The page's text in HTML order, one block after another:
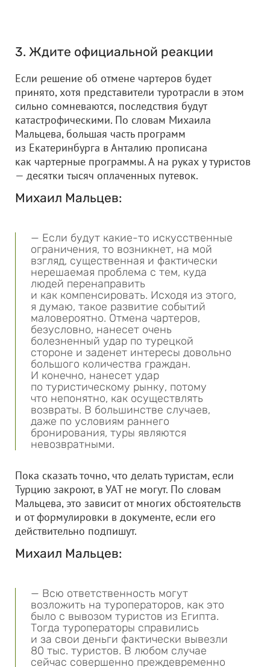
3. Ждите официальной реакции
Если решение об отмене чартеров будет
принято, хотя представители туротрасли в этом
сильно сомневаются, последствия будут
катастрофическими. По словам Михаила
Мальцева, большая часть программ
из Екатеринбурга в Анталию прописана
как чартерные программы. А на руках у туристов
— десятки тысяч оплаченных путевок.
Михаил Мальцев:
— Если будут какие-то искусственные
ограничения, то возникнет, на мой
взгляд, существенная и фактически
нерешаемая проблема с тем, куда
людей перенаправить
и как компенсировать. Исходя из этого,
я думаю, такое развитие событий
маловероятно. Отмена чартеров,
безусловно, нанесет очень
болезненный удар по турецкой
стороне и заденет интересы довольно
большого количества граждан.
И конечно, нанесет удар
по туристическому рынку, потому
что непонятно, как осуществлять
возвраты. В большинстве случаев,
даже по условиям раннего
бронирования, туры являются
невозвратными.
Пока сказать точно, что делать туристам, если
Турцию закроют, в УАТ не могут. По словам
Мальцева, это зависит от многих обстоятельств
и от формулировки в документе, если его
действительно подпишут.
Михаил Мальцев:
— Всю ответственность могут
возложить на туроператоров, как это
было с вывозом туристов из Египта.
Тогда туроператоры справились
и за свои деньги фактически вывезли
80 тыс. туристов. В любом случае
сейчас совершенно преждевременно